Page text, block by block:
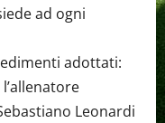
ad ogni
adottati:
Leonardi